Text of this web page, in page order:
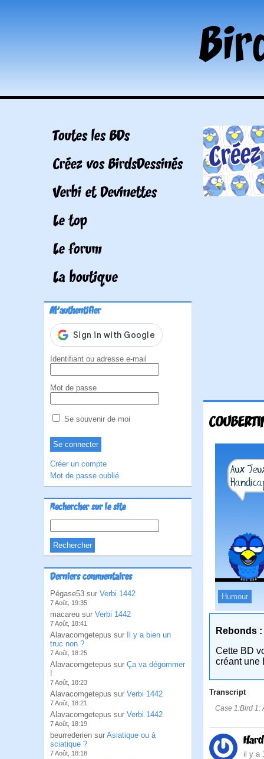
Toutes les BDs
Créez vos BirdsDessinés
Verbi et Devinettes
Le top
Le forum
La boutique
M'authentifier
Identifiant ou adresse e-mail
Mot de passe
Se souvenir de moi
Créer un compte
Mot de passe oublié
Rechercher sur le site
Derniers commentaires
Pégase53 sur Verbi 1442
7 Août, 19:35
macareu sur Verbi 1442
7 Août, 18:41
Alavacomgetepus sur
Il y a bien un
truc non ?
7 Août, 18:25
Alavacomgetepus sur Ça va dégommer
!
7 Août, 18:23
Alavacomgetepus sur Verbi 1442
7 Août, 18:21
Alavacomgetepus sur Verbi 1442
7 Août, 18:19
beurrederien sur Asiatique ou à
sciatique ?
7 Août, 18:18
Humour
Rebonds :
Cette BD
créant une
Transcript
Case 1:Bird 1:
il y a